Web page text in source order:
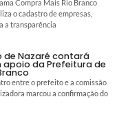
Compra Mais Rio Branco
o cadastro de empresas,
a transparência
de Nazaré contará
apoio da Prefeitura de
entre o prefeito e a comissão
marcou a confirmação do